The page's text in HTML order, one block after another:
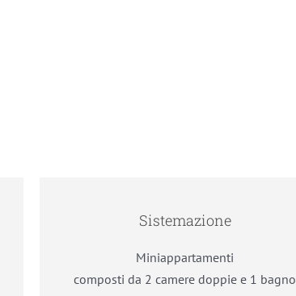
Sistemazione
Miniappartamenti
composti da 2 camere doppie e 1 bagno